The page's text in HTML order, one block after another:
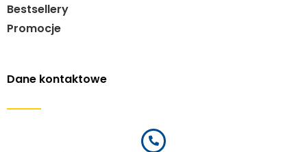
Bestsellery
Promocje
Dane kontaktowe